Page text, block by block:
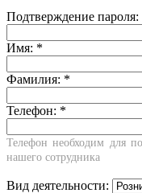
Подтверждение пароля:
Имя: *
Фамилия: *
Телефон: *
Телефон необходим для
нашего сотрудника
Вид деятельности: